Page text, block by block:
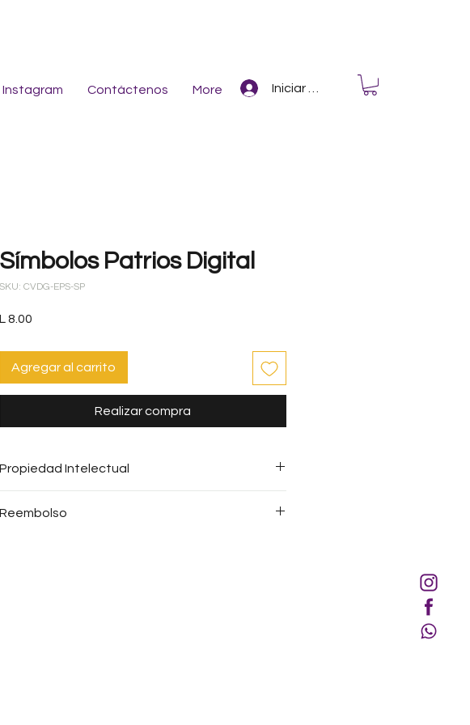
Instagram Contáctenos More Iniciar Sesión
Símbolos Patrios Digital
SKU: CVDG-EPS-SP
L 8.00
Agregar al carrito
Realizar compra
Propiedad Intelectual
expreso de PROMUNA, en su defecto, sin la
Reembolso